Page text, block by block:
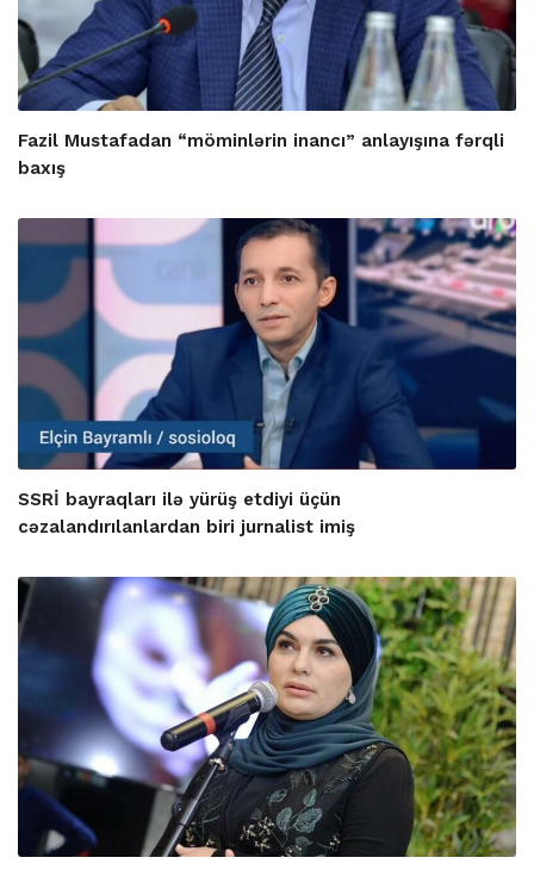
Fazil Mustafadan “möminlərin inancı” anlayışına fərqli
baxış
SSRİ bayraqları ilə yürüş etdiyi üçün
cəzalandırılanlardan biri jurnalist imiş